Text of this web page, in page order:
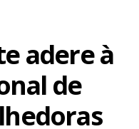
adere à
de